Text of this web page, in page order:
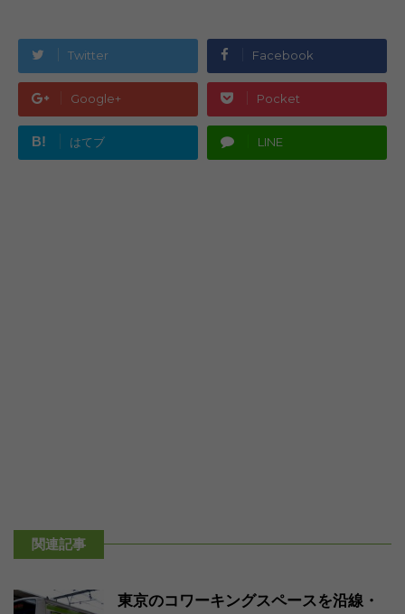
Twitter Facebook
Google+ Pocket
B! はてブ LINE
関連記事
東京のコワーキングスペースを沿線・